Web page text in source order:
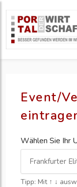
Event/
Wählen Sie Ihr
Tipp: Mit ↑ ↓